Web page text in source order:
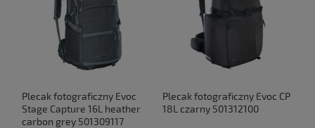
Plecak fotograficzny Evoc
Stage Capture 16L heather
carbon grey 501309117
Plecak fotograficzny Evoc CP
18L czarny 501312100